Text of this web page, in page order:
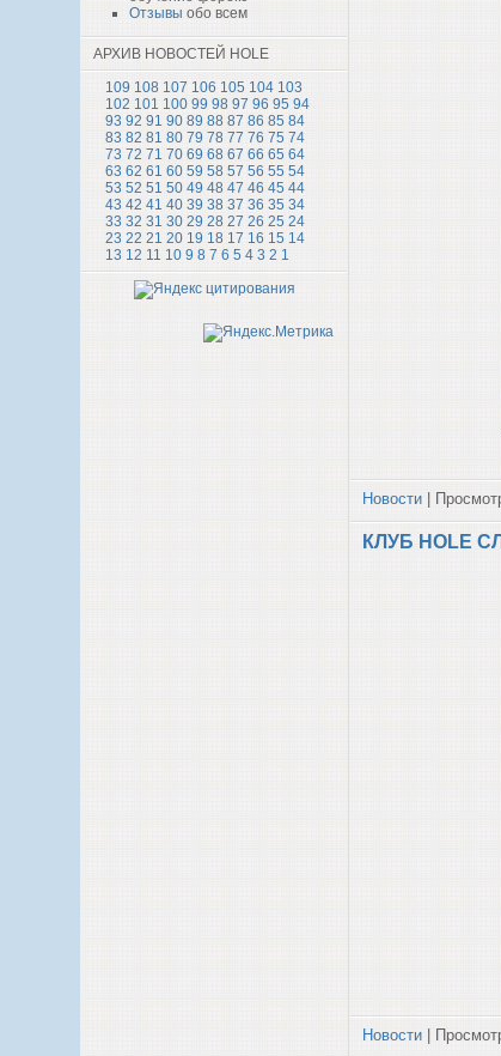
Отзывы обо всем
АРХИВ НОВОСТЕЙ HOLE
109 108 107 106 105 104 103
102 101 100 99 98 97 96 95 94
93 92 91 90 89 88 87 86 85 84
83 82 81 80 79 78 77 76 75 74
73 72 71 70 69 68 67 66 65 64
63 62 61 60 59 58 57 56 55 54
53 52 51 50 49 48 47 46 45 44
43 42 41 40 39 38 37 36 35 34
33 32 31 30 29 28 27 26 25 24
23 22 21 20 19 18 17 16 15 14
13 12 11 10 9 8 7 6 5 4 3 2 1
Новости |
КЛУБ HOLE
Новости |